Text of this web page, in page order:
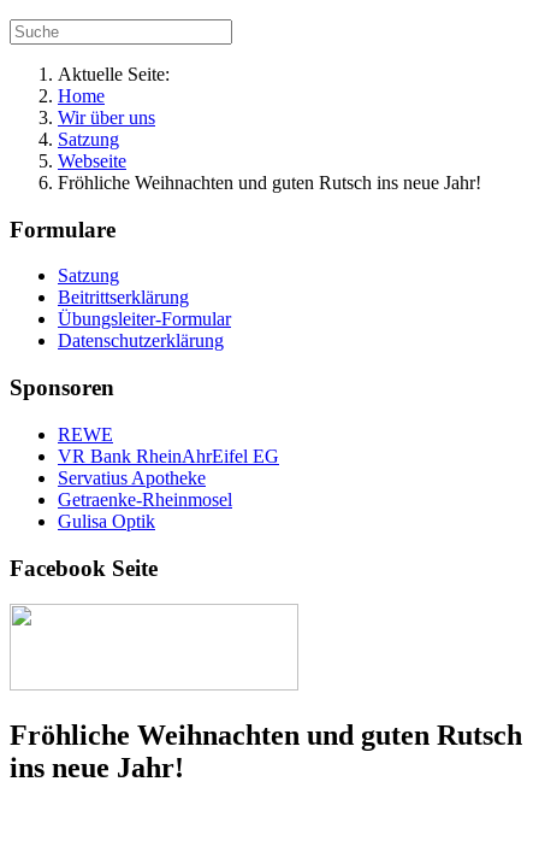
Aktuelle Seite:
Home
Wir über uns
Satzung
Webseite
Fröhliche Weihnachten und guten Rutsch ins neue Jahr!
Formulare
Satzung
Beitrittserklärung
Übungsleiter-Formular
Datenschutzerklärung
Sponsoren
REWE
VR Bank RheinAhrEifel EG
Servatius Apotheke
Getraenke-Rheinmosel
Gulisa Optik
Facebook Seite
Fröhliche Weihnachten und guten Rutsch
ins neue Jahr!